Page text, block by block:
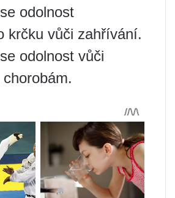
odolnost
krčku vůči zahřívání.
odolnost vůči